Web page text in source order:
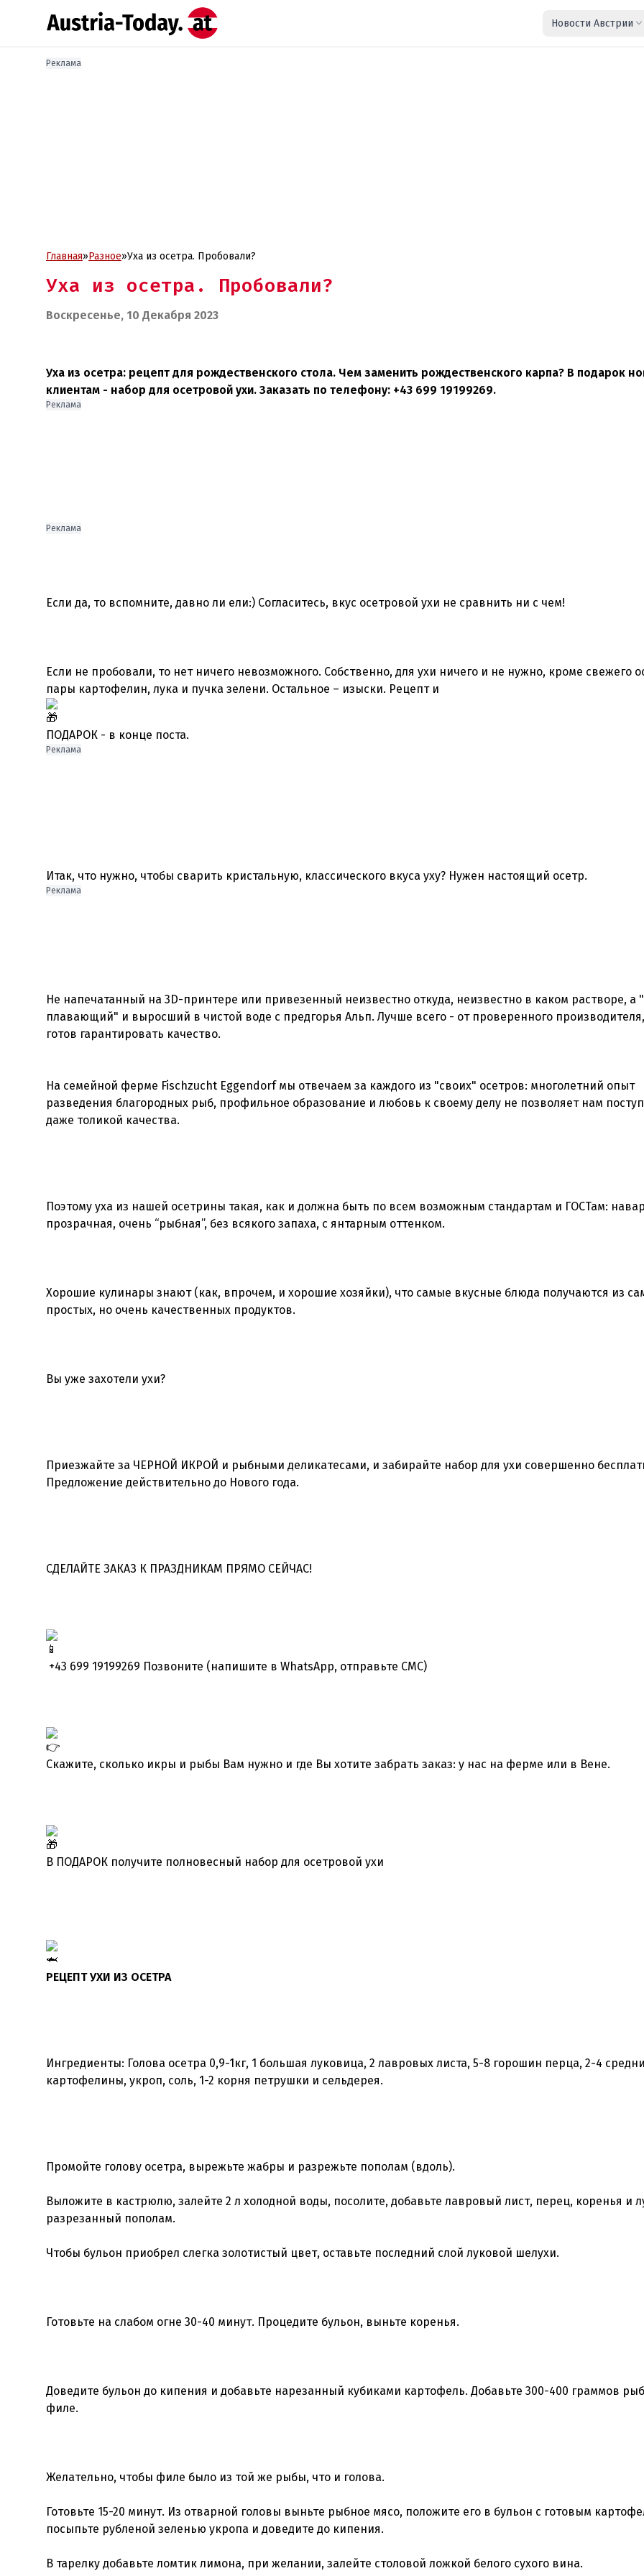
Новости Австрии
Реклама
Главная»Разное»Уха из осетра. Пробовали?
Уха из осетра. Пробовали?
Воскресенье, 10 Декабря 2023
Уха из осетра: рецепт для рождественского стола. Чем заменить рождественского карпа? В подарок
клиентам - набор для осетровой ухи. Заказать по телефону: +43 699 19199269.
Реклама
Реклама
Если да, то вспомните, давно ли ели:) Согласитесь, вкус осетровой ухи не сравнить ни с чем!
Если не пробовали, то нет ничего невозможного. Собственно, для ухи ничего и не нужно, кроме свежего
пары картофелин, лука и пучка зелени. Остальное – изыски. Рецепт и
ПОДАРОК - в конце поста.
Реклама
Итак, что нужно, чтобы сварить кристальную, классического вкуса уху? Нужен настоящий осетр.
Реклама
Не напечатанный на 3D-принтере или привезенный неизвестно откуда, неизвестно в каком растворе, а
плавающий" и выросший в чистой воде с предгорья Альп. Лучше всего - от проверенного
готов гарантировать качество.
На семейной ферме Fischzucht Eggendorf мы отвечаем за каждого из "своих" осетров: многолетний опыт
разведения благородных рыб, профильное образование и любовь к своему делу не позволяет нам
даже толикой качества.
Поэтому уха из нашей осетрины такая, как и должна быть по всем возможным стандартам и ГОСТам:
прозрачная, очень “рыбная”, без всякого запаха, с янтарным оттенком.
Хорошие кулинары знают (как, впрочем, и хорошие хозяйки), что самые вкусные блюда получаются из
простых, но очень качественных продуктов.
Вы уже захотели ухи?
Приезжайте за ЧЕРНОЙ ИКРОЙ и рыбными деликатесами, и забирайте набор для ухи совершенно
Предложение действительно до Нового года.
СДЕЛАЙТЕ ЗАКАЗ К ПРАЗДНИКАМ ПРЯМО СЕЙЧАС!
+43 699 19199269 Позвоните (напишите в WhatsApp, отправьте СМС)
Скажите, сколько икры и рыбы Вам нужно и где Вы хотите забрать заказ: у нас на ферме или в Вене.
В ПОДАРОК получите полновесный набор для осетровой ухи
РЕЦЕПТ УХИ ИЗ ОСЕТРА
Ингредиенты: Голова осетра 0,9-1кг, 1 большая луковица, 2 лавровых листа, 5-8 горошин перца, 2-4
картофелины, укроп, соль, 1-2 корня петрушки и сельдерея.
Промойте голову осетра, вырежьте жабры и разрежьте пополам (вдоль).
Выложите в кастрюлю, залейте 2 л холодной воды, посолите, добавьте лавровый лист, перец, коренья и
разрезанный пополам.
Чтобы бульон приобрел слегка золотистый цвет, оставьте последний слой луковой шелухи.
Готовьте на слабом огне 30-40 минут. Процедите бульон, выньте коренья.
Доведите бульон до кипения и добавьте нарезанный кубиками картофель. Добавьте 300-400 граммов
филе.
Желательно, чтобы филе было из той же рыбы, что и голова.
Готовьте 15-20 минут. Из отварной головы выньте рыбное мясо, положите его в бульон с готовым
посыпьте рубленой зеленью укропа и доведите до кипения.
В тарелку добавьте ломтик лимона, при желании, залейте столовой ложкой белого сухого вина.